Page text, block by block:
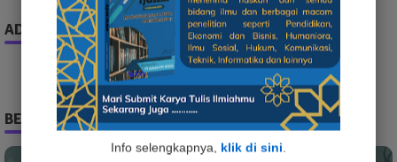
Info selengkapnya, klik di sini
ADS
BERITA TERPOPULER